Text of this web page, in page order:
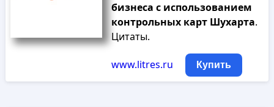
бизнеса с использованием
контрольных карт Шухарта.
Цитаты.
www.litres.ru Купить